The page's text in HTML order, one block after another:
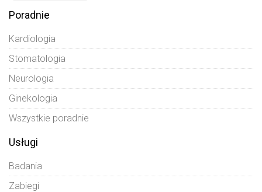
Poradnie
Kardiologia
Stomatologia
Neurologia
Ginekologia
Wszystkie poradnie
Usługi
Badania
Zabiegi